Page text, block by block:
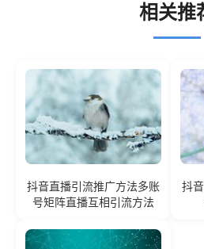
相关推
抖音直播引流推广方法多账
号矩阵直播互相引流方法
抖